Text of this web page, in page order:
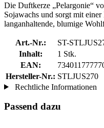
Die Duftkerze „Pelargonie“
Sojawachs und sorgt mit
langanhaltende, blumige
Art.-Nr.:
ST-
Inhalt:
1 Stk.
EAN:
Hersteller-Nr.: STLJUS270
Rechtliche Informationen
Passend dazu